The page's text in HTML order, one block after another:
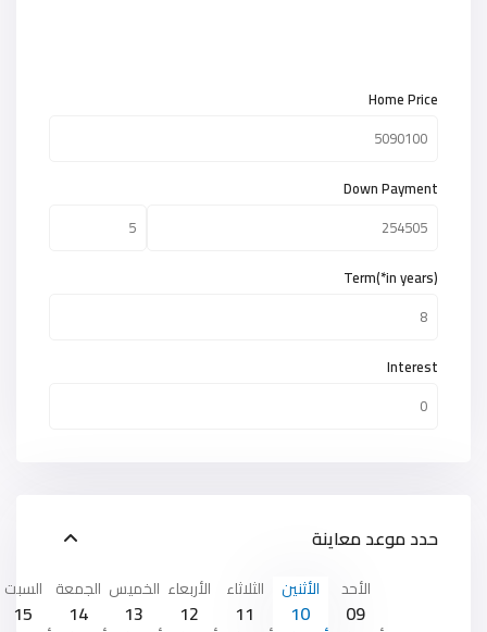
Home Price
Down Payment
Term(*in years)
Interest
حدد موعد معاينة
الأحد
09
الأثنين
10
الثلاثاء
11
الأربعاء
12
الخميس
13
الجمعة
14
السبت
15